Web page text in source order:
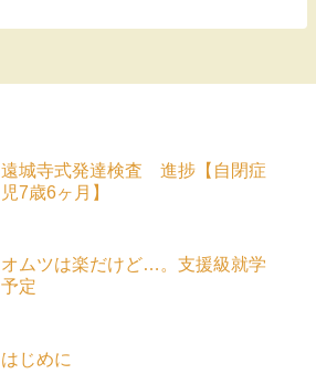
遠城寺式発達検査 進捗【自閉症
児7歳6ヶ月】
オムツは楽だけど…。支援級就学
予定
はじめに